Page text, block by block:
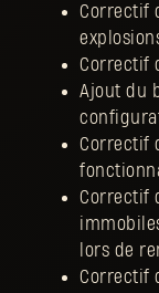
Correctif
Correctif
Ajout du
Correctif
Correctif
lors de
Correctif